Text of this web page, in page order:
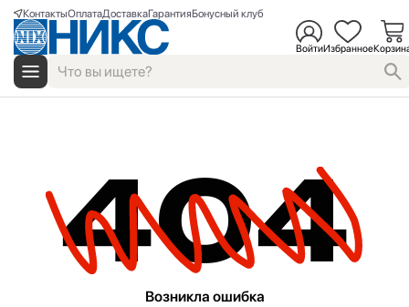
КонтактыОплатаДоставкаГарантияБонусный клуб
ВойтиИзбранное
404
Возникла ошибка